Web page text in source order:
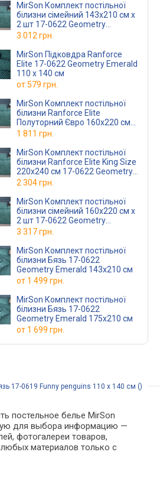
MirSon Комплект постільної
білизни сімейний 143x210 см х
2 шт 17-0622 Geometry
Emerald Ranforce Elite
3 012 грн.
MirSon Підковдра Ranforce
Elite 17-0622 Geometry Emerald
110 x 140 см
от579 грн.
MirSon Комплект постільної
білизни Ranforce Elite
Полуторний Євро 160х220 см
17-0622 Geometry Emerald
Ранфорс (
1 811 грн.
MirSon Комплект постільної
білизни Ranforce Elite King Size
220х240 см 17-0622 Geometry
Emerald Ранфорс
2 304 грн.
MirSon Комплект постільної
білизни сімейний 160x220 см х
2 шт 17-0622 Geometry
Emerald Ranforce Elite
3 317 грн.
MirSon Комплект постільної
білизни Бязь 17-0622
Geometry Emerald 143х210 см
от 1 499 грн.
MirSon Комплект постільної
білизни Бязь 17-0622
Geometry Emerald 175х210 см
от 1 699 грн.
17-0619 Funny penguins 110 x 140 см ()
постельное белье MirSon
для выбора информацию —
фотогалереи товаров,
материалов только с